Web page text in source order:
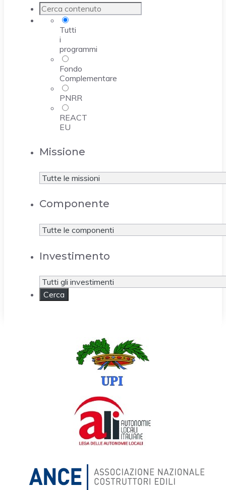
Tutti
i
programmi
Fondo
Complementare
PNRR
REACT
EU
Missione
Componente
Investimento